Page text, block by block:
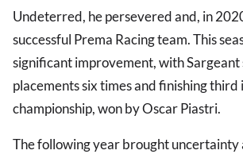
Undeterred, he persevered and, in
successful Prema Racing team. This
significant improvement, with Sargeant
placements six times and finishing third
championship, won by Oscar Piastri.
The following year brought uncertainty